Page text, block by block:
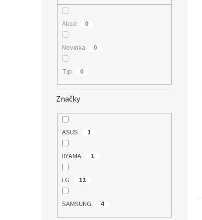
Akce 0
Novinka 0
Tip 0
Značky
ASUS 1
IIYAMA 1
LG 12
SAMSUNG 4